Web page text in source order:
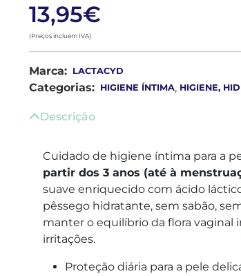
13,95€
(Preços incluem IVA)
Marca: LACTACYD
Categorias: HIGIENE ÍNTIMA, HIGIENE,
Descrição
Cuidado de higiene íntima para a
partir dos 3 anos (até à
suave enriquecido com ácido
pêssego hidratante, sem sabão,
manter o equilíbrio da flora vaginal
irritações.
Proteção diária para a pele